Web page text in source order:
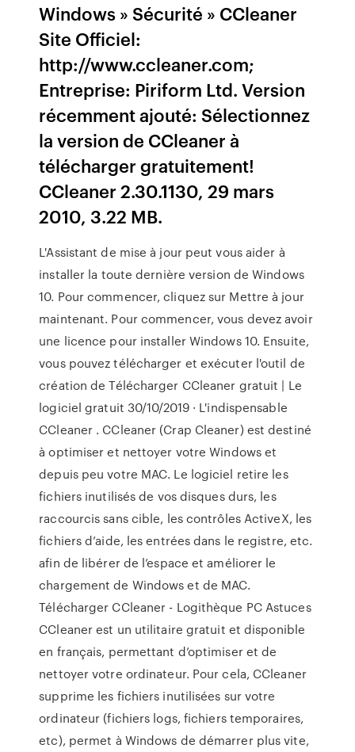
Windows » Sécurité » CCleaner
Site Officiel:
http://www.ccleaner.com;
Entreprise: Piriform Ltd. Version
récemment ajouté: Sélectionnez
la version de CCleaner à
télécharger gratuitement!
CCleaner 2.30.1130, 29 mars
2010, 3.22 MB.
L'Assistant de mise à jour peut vous aider à
installer la toute dernière version de Windows
10. Pour commencer, cliquez sur Mettre à jour
maintenant. Pour commencer, vous devez avoir
une licence pour installer Windows 10. Ensuite,
vous pouvez télécharger et exécuter l'outil de
création de Télécharger CCleaner gratuit | Le
logiciel gratuit 30/10/2019 · L'indispensable
CCleaner . CCleaner (Crap Cleaner) est destiné
à optimiser et nettoyer votre Windows et
depuis peu votre MAC. Le logiciel retire les
fichiers inutilisés de vos disques durs, les
raccourcis sans cible, les contrôles ActiveX, les
fichiers d’aide, les entrées dans le registre, etc.
afin de libérer de l’espace et améliorer le
chargement de Windows et de MAC.
Télécharger CCleaner - Logithèque PC Astuces
CCleaner est un utilitaire gratuit et disponible
en français, permettant d’optimiser et de
nettoyer votre ordinateur. Pour cela, CCleaner
supprime les fichiers inutilisées sur votre
ordinateur (fichiers logs, fichiers temporaires,
etc), permet à Windows de démarrer plus vite,